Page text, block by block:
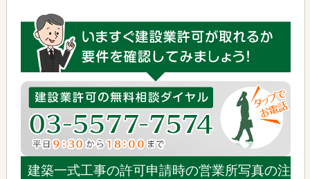
建築一式工事の許可申請時の営業所写真の注